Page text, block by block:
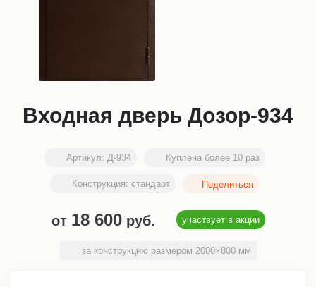
Входная дверь Дозор-934
Артикул: Д-934 Куплена более 10 раз
Конструкция: стандарт
от 18 600руб. участвует в акции
за конструкцию размером 2000×800 мм